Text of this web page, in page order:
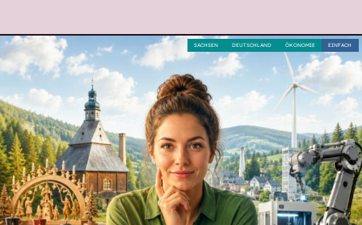
EINFACH
ÖKONOMIE
DEUTSCHLAND
SACHSEN